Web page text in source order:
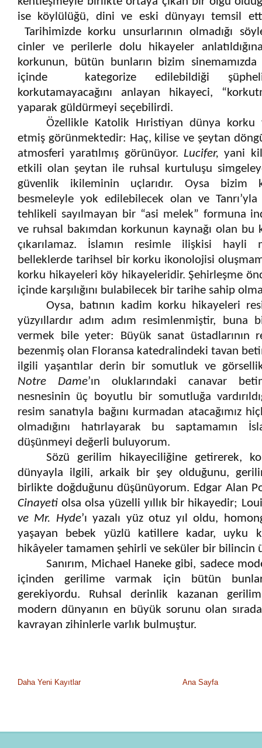
ise köylülüğü, dini ve eski dünyayı temsil
Tarihimizde korku unsurlarının olmadığı
cinler ve perilerle dolu hikayeler anlatıldığ
korkunun, bütün bunların bizim
içinde kategorize edilebildiği ş
korkutamayacağını anlayan hikayeci,
yaparak güldürmeyi seçebilirdi.
Özellikle Katolik Hıristiyan dünya
etmiş görünmektedir: Haç, kilise ve şeytan
atmosferi yaratılmış görünüyor. Lucifer, yani
etkili olan şeytan ile ruhsal kurtuluşu
güvenlik ikileminin uçlarıdır. Oysa bizim
besmeleyle yok edilebilecek olan ve
tehlikeli sayılmayan bir “asi melek” formuna
ve ruhsal bakımdan korkunun kaynağı olan bu
çıkarılamaz. İslamın resimle ilişkisi hayli
belleklerde tarihsel bir korku ikonolojisi oluş
korku hikayeleri köy hikayeleridir.Şehirleşme
içinde karşılığını bulabilecek bir tarihe sahip
Oysa, batının kadim korku hikayeleri
yüzyıllardır adım adım resimlenmiştir, buna
vermek bile yeter: Büyük sanat üstadlarının
bezenmiş olan Floransa katedralindeki tavan
ilgili yaşantılar derin bir somutluk ve
Notre Dame’ın oluklarındaki canavar
nesnesinin üç boyutlu bir somutluğa vardırıldı
resim sanatıyla bağını kurmadan atacağımız
olmadığını hatırlayarak bu saptamamın İ
düşünmeyi değerli buluyorum.
Sözü gerilim hikayeciliğine getirerek,
dünyayla ilgili, arkaik bir şey olduğunu,
birlikte doğduğunu düşünüyorum. Edgar Alan
Cinayeti olsa olsa yüzelli yıllık bir hikayedir;
ve Mr. Hyde’ı yazalı yüz otuz yıl oldu,
yaşayan bebek yüzlü katillere kadar, uyku
hikâyeler tamamen şehirli ve seküler bir bilincin
Sanırım, Michael Haneke gibi, sadece
içinden gerilime varmak için bütün
gerekiyordu. Ruhsal derinlik kazanan
modern dünyanın en büyük sorunu olan
kavrayan zihinlerle varlık bulmuştur.
Daha Yeni Kayıtlar Ana Sayfa